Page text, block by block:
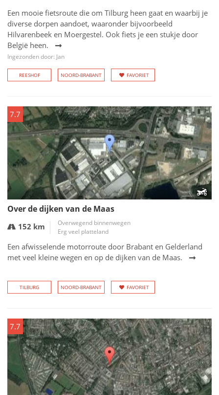
Een mooie fietsroute die om Tilburg heen gaat en waarbij je
diverse dorpen aandoet, waaronder bijvoorbeeld
Hilvarenbeek en Moergestel. Ook fiets je een stukje door
België heen.
Ingezonden door: Jan
REESHOF NOORD-BRABANT FAVORIET
7.7
Over de dijken van de Maas
152 km
Overwegend binnenwegen
Erg veel platteland
Een afwisselende motorroute door Brabant en Gelderland
met veel kleine wegen en op de dijken van de Maas.
TILBURG NOORD-BRABANT FAVORIET
7.7